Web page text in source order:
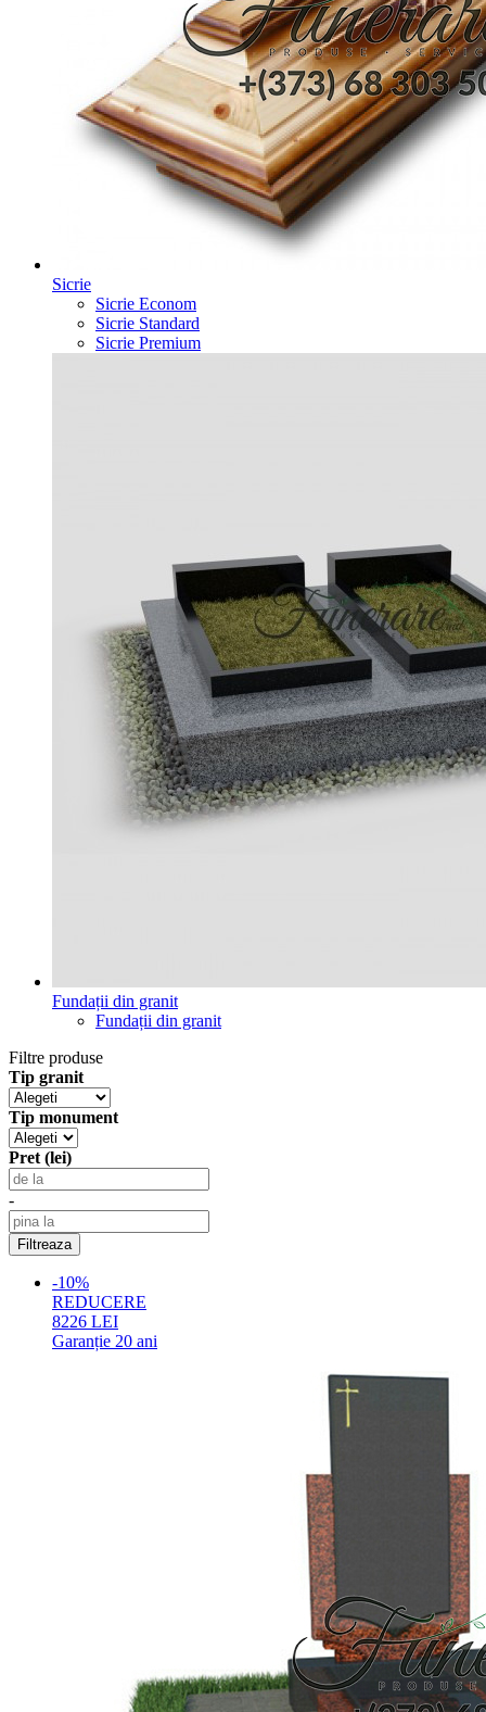
Sicrie
Sicrie Econom
Sicrie Standard
Sicrie Premium
Fundații din granit
Fundații din granit
Filtre produse
Tip granit
Tip monument
Pret (lei)
-
-10%
REDUCERE
8226 LEI
Garanție 20 ani